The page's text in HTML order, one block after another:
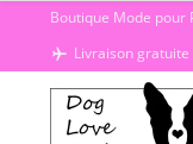
contenu
Boutique Mode pour
Livraison